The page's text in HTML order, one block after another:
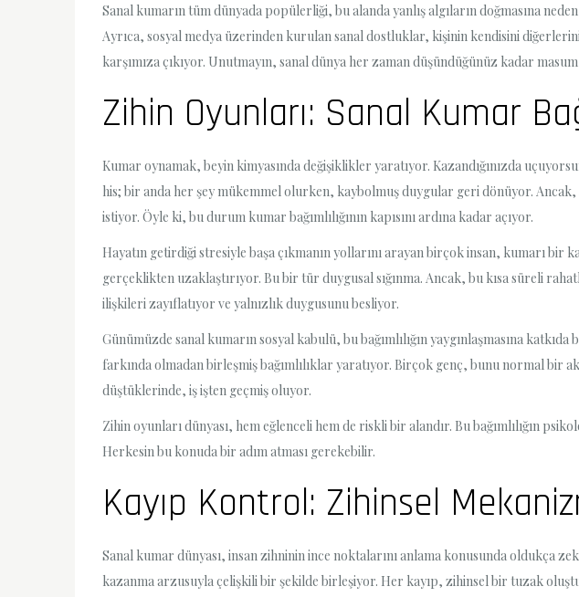
Sanal kumarın tüm dünyada popülerliği, bu alanda yanlış algıların doğmasına
Ayrıca, sosyal medya üzerinden kurulan sanal dostluklar, kişinin kendisini
karşımıza çıkıyor. Unutmayın, sanal dünya her zaman düşündüğünüz kadar
Zihin Oyunları: Sanal Kumar
Kumar oynamak, beyin kimyasında değişiklikler yaratıyor. Kazandığınızda
his; bir anda her şey mükemmel olurken, kaybolmuş duygular geri dönüyor. Ancak,
istiyor. Öyle ki, bu durum kumar bağımlılığının kapısını ardına kadar açıyor.
Hayatın getirdiği stresiyle başa çıkmanın yollarını arayan birçok insan, kumarı
gerçeklikten uzaklaştırıyor. Bu bir tür duygusal sığınma. Ancak, bu kısa süreli
ilişkileri zayıflatıyor ve yalnızlık duygusunu besliyor.
Günümüzde sanal kumarın sosyal kabulü, bu bağımlılığın yaygınlaşmasına
farkında olmadan birleşmiş bağımlılıklar yaratıyor. Birçok genç, bunu normal bir
düştüklerinde, iş işten geçmiş oluyor.
Zihin oyunları dünyası, hem eğlenceli hem de riskli bir alandır. Bu bağımlılığın
Herkesin bu konuda bir adım atması gerekebilir.
Kayıp Kontrol: Zihinsel
Sanal kumar dünyası, insan zihninin ince noktalarını anlama konusunda oldukça
kazanma arzusuyla çelişkili bir şekilde birleşiyor. Her kayıp, zihinsel bir tuzak